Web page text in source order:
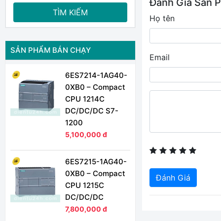
Đánh Giá Sản
Họ tên
Email
Đánh Giá
TÌM KIẾM
SẢN PHẨM BÁN CHẠY
6ES7214-1AG40-
0XB0 – Compact
CPU 1214C
DC/DC/DC S7-
1200
5,100,000 đ
6ES7215-1AG40-
0XB0 – Compact
CPU 1215C
DC/DC/DC
7,800,000 đ